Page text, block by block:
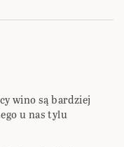
wino są bardziej
u nas tylu